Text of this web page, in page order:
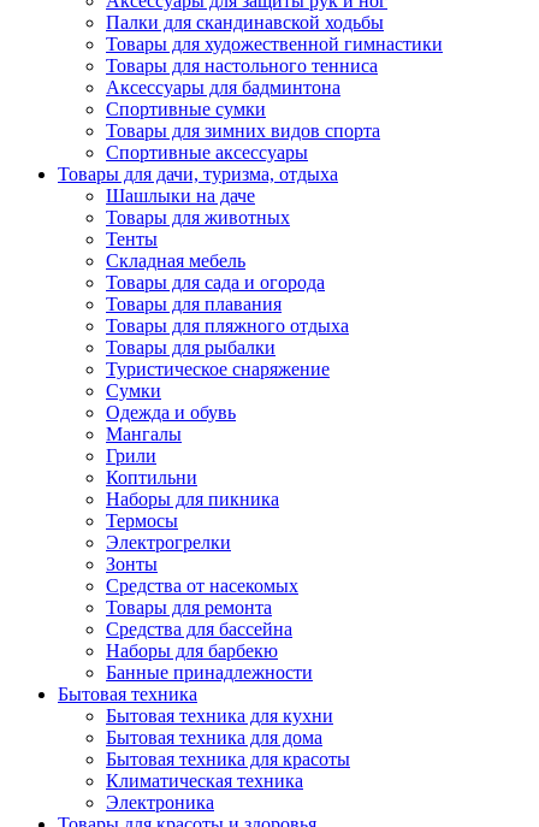
Палки для скандинавской ходьбы
Товары для художественной гимнастики
Товары для настольного тенниса
Аксессуары для бадминтона
Спортивные сумки
Товары для зимних видов спорта
Спортивные аксессуары
Товары для дачи, туризма, отдыха
Шашлыки на даче
Товары для животных
Тенты
Складная мебель
Товары для сада и огорода
Товары для плавания
Товары для пляжного отдыха
Товары для рыбалки
Туристическое снаряжение
Сумки
Одежда и обувь
Мангалы
Грили
Коптильни
Наборы для пикника
Термосы
Электрогрелки
Зонты
Средства от насекомых
Товары для ремонта
Средства для бассейна
Наборы для барбекю
Банные принадлежности
Бытовая техника
Бытовая техника для кухни
Бытовая техника для дома
Бытовая техника для красоты
Климатическая техника
Электроника